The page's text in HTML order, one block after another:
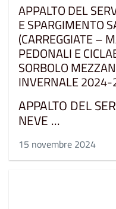
APPALTO DEL
E SPARGIMENTO
(CARREGGIATE –
PEDONALI E
SORBOLO
INVERNALE
APPALTO DEL
NEVE ...
15 novembre 2024